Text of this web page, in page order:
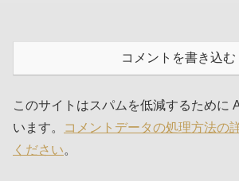
コメントを書き込む
このサイトはスパムを低減するために
います。
コメントデータの処理方法の
ください。